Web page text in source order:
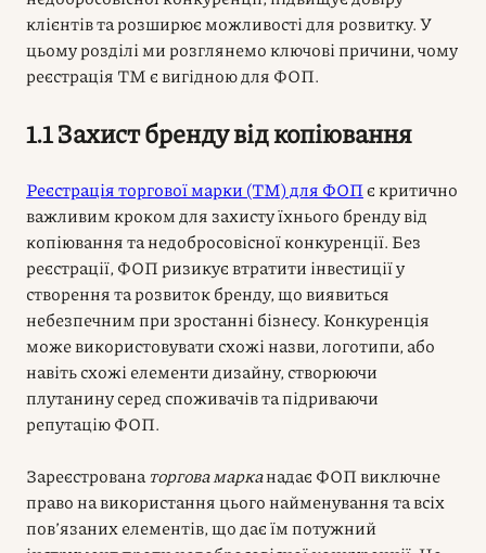
клієнтів та розширює можливості для розвитку. У
цьому розділі ми розглянемо ключові причини, чому
реєстрація ТМ є вигідною для ФОП.
1.1 Захист бренду від копіювання
Реєстрація торгової марки (ТМ) для ФОПє критично
важливим кроком для захисту їхнього бренду від
копіювання та недобросовісної конкуренції. Без
реєстрації, ФОП ризикує втратити інвестиції у
створення та розвиток бренду, що виявиться
небезпечним при зростанні бізнесу. Конкуренція
може використовувати схожі назви, логотипи, або
навіть схожі елементи дизайну, створюючи
плутанину серед споживачів та підриваючи
репутацію ФОП.
Зареєстрована торгова марканадає ФОП виключне
право на використання цього найменування та всіх
пов’язаних елементів, що дає їм потужний